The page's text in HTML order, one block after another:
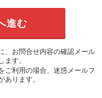
、お問合せ内容の確認メール
ます。
ご利用の場合、迷惑メールフ
あります。